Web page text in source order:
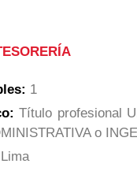
1
Título profesional
o
Lima